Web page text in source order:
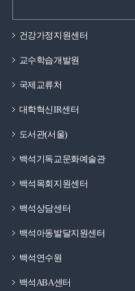
건강가정지원센터
교수학습개발원
국제교류처
대학혁신IR센터
도서관(서울)
백석기독교문화예술관
백석목회지원센터
백석상담센터
백석아동발달지원센터
백석연수원
백석ABA센터